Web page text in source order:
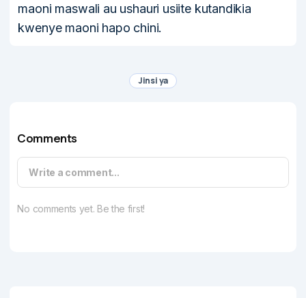
maoni maswali au ushauri usiite kutandikia
kwenye maoni hapo chini.
Jinsi ya
Comments
Write a comment...
No comments yet. Be the first!